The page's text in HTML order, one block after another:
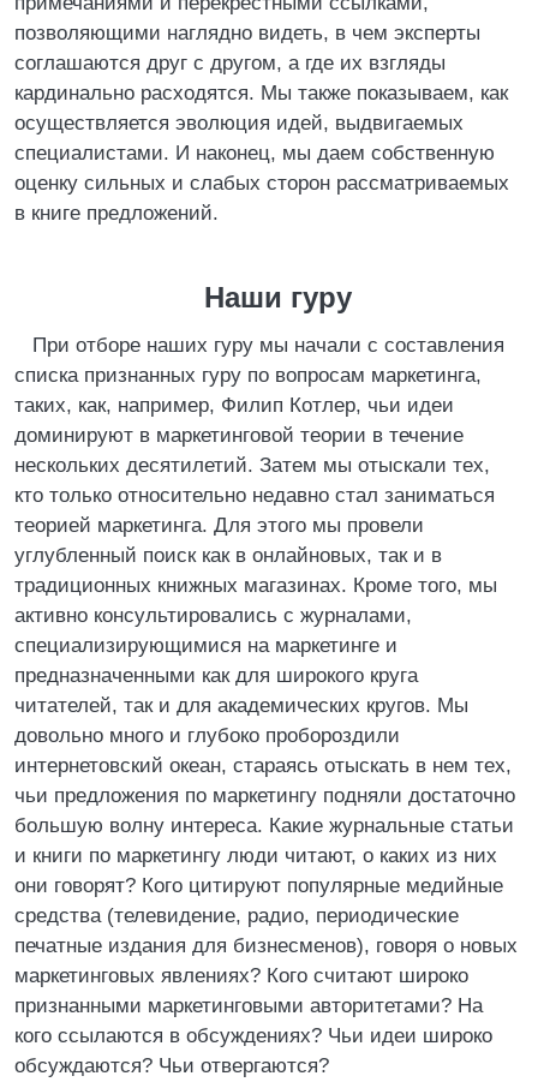
позволяющими наглядно видеть, в чем эксперты
соглашаются друг с другом, а где их взгляды
кардинально расходятся. Мы также показываем, как
осуществляется эволюция идей, выдвигаемых
специалистами. И наконец, мы даем собственную
оценку сильных и слабых сторон рассматриваемых
в книге предложений.
Наши гуру
При отборе наших гуру мы начали с составления
списка признанных гуру по вопросам маркетинга,
таких, как, например, Филип Котлер, чьи идеи
доминируют в маркетинговой теории в течение
нескольких десятилетий. Затем мы отыскали тех,
кто только относительно недавно стал заниматься
теорией маркетинга. Для этого мы провели
углубленный поиск как в онлайновых, так и в
традиционных книжных магазинах. Кроме того, мы
активно консультировались с журналами,
специализирующимися на маркетинге и
предназначенными как для широкого круга
читателей, так и для академических кругов. Мы
довольно много и глубоко пробороздили
интернетовский океан, стараясь отыскать в нем тех,
чьи предложения по маркетингу подняли достаточно
большую волну интереса. Какие журнальные статьи
и книги по маркетингу люди читают, о каких из них
они говорят? Кого цитируют популярные медийные
средства (телевидение, радио, периодические
печатные издания для бизнесменов), говоря о новых
маркетинговых явлениях? Кого считают широко
признанными маркетинговыми авторитетами? На
кого ссылаются в обсуждениях? Чьи идеи широко
обсуждаются? Чьи отвергаются?